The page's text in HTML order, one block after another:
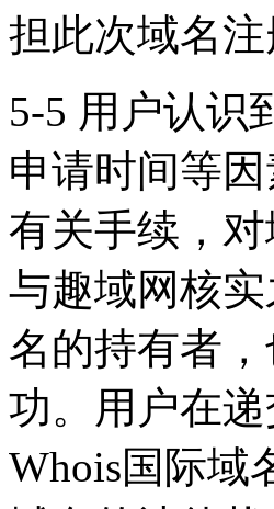
担此次域名
5-5 用户认识
申请时间等
有关手续，
与趣域网核
名的持有者
功。用户在
Whois国际域